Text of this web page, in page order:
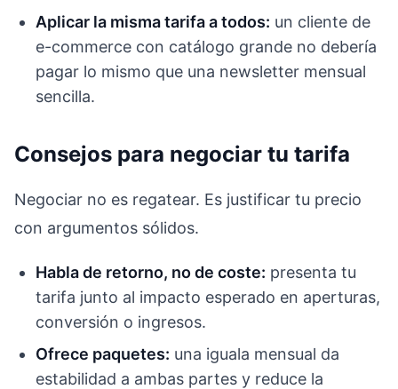
Aplicar la misma tarifa a todos: un cliente de
e-commerce con catálogo grande no debería
pagar lo mismo que una newsletter mensual
sencilla.
Consejos para negociar tu tarifa
Negociar no es regatear. Es justificar tu precio
con argumentos sólidos.
Habla de retorno, no de coste: presenta tu
tarifa junto al impacto esperado en aperturas,
conversión o ingresos.
Ofrece paquetes: una iguala mensual da
estabilidad a ambas partes y reduce la